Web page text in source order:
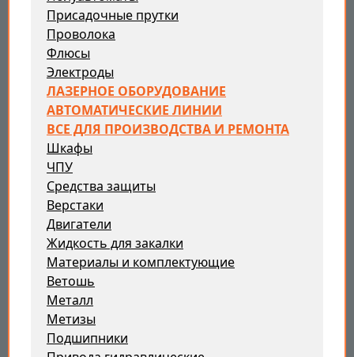
Присадочные прутки
Проволока
Флюсы
Электроды
ЛАЗЕРНОЕ ОБОРУДОВАНИЕ
АВТОМАТИЧЕСКИЕ ЛИНИИ
ВСЕ ДЛЯ ПРОИЗВОДСТВА И РЕМОНТА
Шкафы
ЧПУ
Средства защиты
Верстаки
Двигатели
Жидкость для закалки
Материалы и комплектующие
Ветошь
Металл
Метизы
Подшипники